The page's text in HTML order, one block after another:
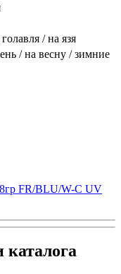
/ на язя
/ на весну / зимние
FR/BLU/W-C UV